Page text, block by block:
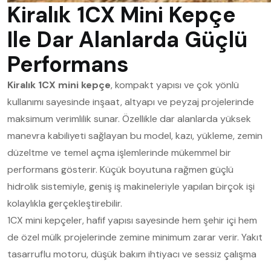
Kiralık 1CX Mini Kepçe
Ile Dar Alanlarda Güçlü
Performans
Kiralık 1CX mini kepçe, kompakt yapısı ve çok yönlü
kullanımı sayesinde inşaat, altyapı ve peyzaj projelerinde
maksimum verimlilik sunar. Özellikle dar alanlarda yüksek
manevra kabiliyeti sağlayan bu model, kazı, yükleme, zemin
düzeltme ve temel açma işlemlerinde mükemmel bir
performans gösterir. Küçük boyutuna rağmen güçlü
hidrolik sistemiyle, geniş iş makineleriyle yapılan birçok işi
kolaylıkla gerçekleştirebilir.
1CX mini kepçeler, hafif yapısı sayesinde hem şehir içi hem
de özel mülk projelerinde zemine minimum zarar verir. Yakıt
tasarruflu motoru, düşük bakım ihtiyacı ve sessiz çalışma